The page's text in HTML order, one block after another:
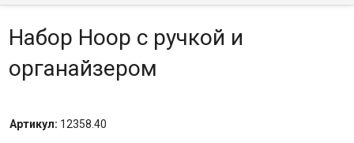
Набор Hoop с ручкой и
органайзером
Артикул: 12358.40